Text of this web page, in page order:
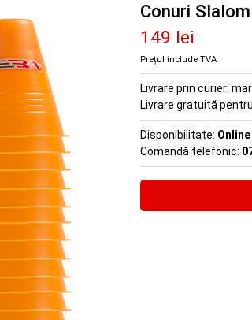
Conuri
149 lei
Prețul include TVA
Livrare prin curier:
Livrare gratuită
Disponibilitate:
Comandă telefonic: